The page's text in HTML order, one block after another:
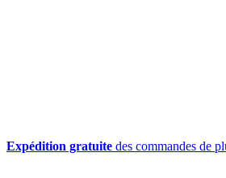
Expédition gratuite des commandes de